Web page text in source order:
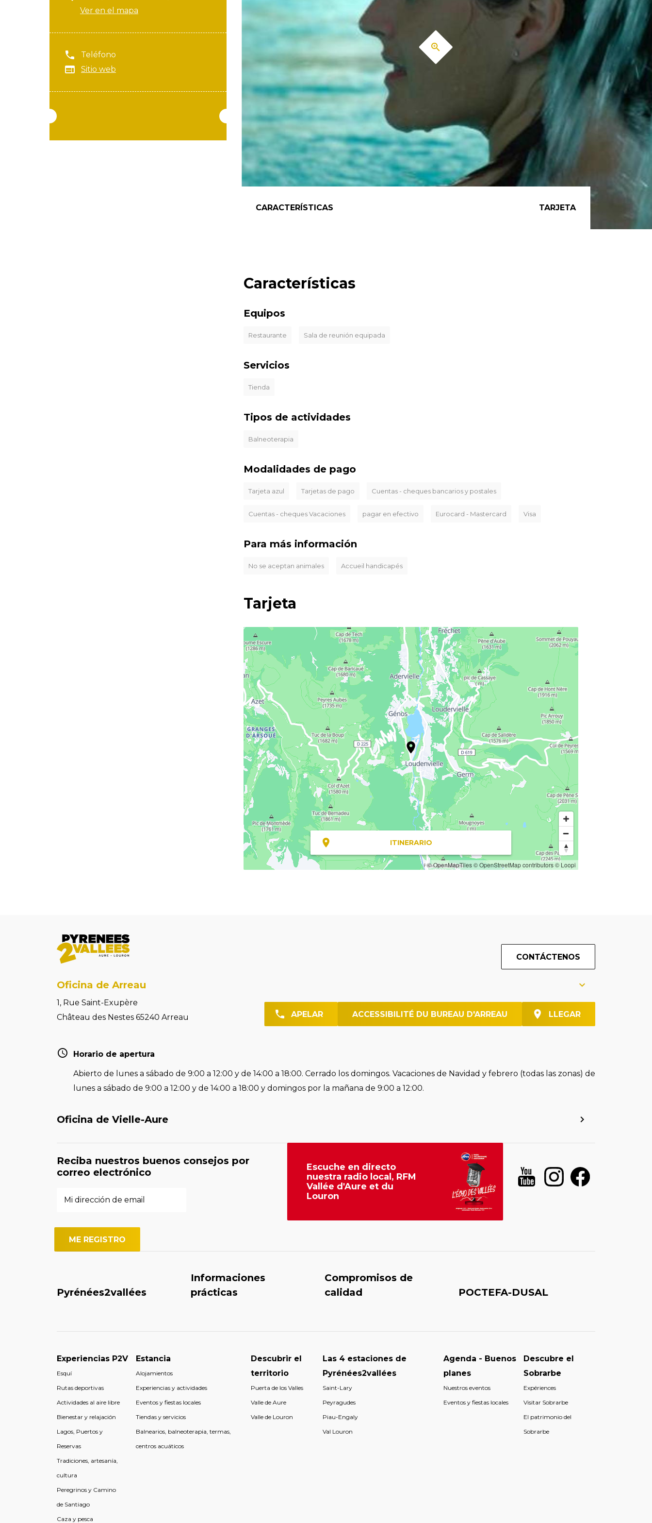
la
navegación
Ver en el mapa
Teléfono
Sitio web
CARACTERÍSTICAS TARJETA
Características
Equipos
Restaurante Sala de reunión equipada
Servicios
Tienda
Tipos de actividades
Balneoterapia
Modalidades de pago
Tarjeta azul Tarjetas de pago Cuentas - cheques bancarios y postales
Cuentas - cheques Vacaciones pagar en efectivo Eurocard - Mastercard Visa
Para más información
No se aceptan animales Accueil handicapés
Tarjeta
ITINERARIO
© OpenMapTiles© OpenStreetMap contributors© Loopi
CONTÁCTENOS
Oficina de Arreau
1, Rue Saint-Exupère
Château des Nestes 65240 Arreau
APELAR ACCESSIBILITÉ DU BUREAU D'ARREAU LLEGAR
Horario de apertura
Abierto de lunes a sábado de 9:00 a 12:00 y de 14:00 a 18:00. Cerrado los domingos. Vacaciones de Navidad y febrero (todas las zonas) de
lunes a sábado de 9:00 a 12:00 y de 14:00 a 18:00 y domingos por la mañana de 9:00 a 12:00.
Oficina de Vielle-Aure
Reciba nuestros buenos consejos por
correo electrónico
Escuche en directo
nuestra radio local, RFM
Vallée d'Aure et du
Louron
Pyrénées2vallées
Informaciones
prácticas
Compromisos de
calidad
POCTEFA-DUSAL
Experiencias P2V
Esquí
Rutas deportivas
Actividades al aire libre
Bienestar y relajación
Lagos, Puertos y
Reservas
Tradiciones, artesanía,
cultura
Peregrinos y Camino
de Santiago
Caza y pesca
Estancia
Alojamientos
Experiencias y actividades
Eventos y fiestas locales
Tiendas y servicios
Balnearios, balneoterapia, termas,
centros acuáticos
Descubrir el
territorio
Puerta de los Valles
Valle de Aure
Valle de Louron
Las 4 estaciones de
Pyrénées2vallées
Saint-Lary
Peyragudes
Piau-Engaly
Val Louron
Agenda - Buenos
planes
Nuestros eventos
Eventos y fiestas locales
Descubre el
Sobrarbe
Expériences
Visitar Sobrarbe
El patrimonio del
Sobrarbe